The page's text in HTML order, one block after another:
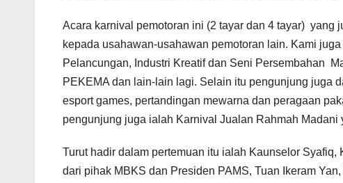
Acara karnival pemotoran ini (2 tayar dan 4 tayar)
kepada usahawan-usahawan pemotoran lain. Kami
Pelancungan, Industri Kreatif dan Seni Persembahan
PEKEMA dan lain-lain lagi. Selain itu pengunjung juga
esport games, pertandingan mewarna dan peragaan
pengunjung juga ialah Karnival Jualan Rahmah
Turut hadir dalam pertemuan itu ialah Kaunselor
dari pihak MBKS dan Presiden PAMS, Tuan Ikeram